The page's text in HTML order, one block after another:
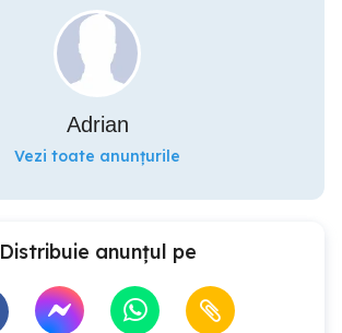
Adrian
Vezi toate anunțurile
Distribuie anunțul pe